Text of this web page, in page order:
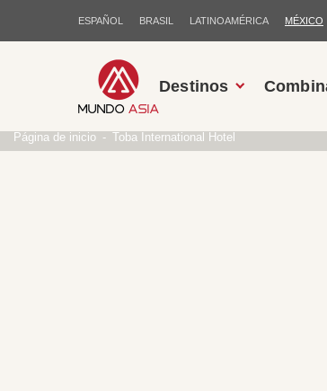
ESPAÑOL BRASIL LATINOAMÉRICA MÉXICO
Destinos
Página de inicio Toba International Hotel